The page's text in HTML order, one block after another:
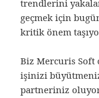
trendlerini
geçmek için
kritik önem
Biz Mercuris Soft
işinizi
partneriniz